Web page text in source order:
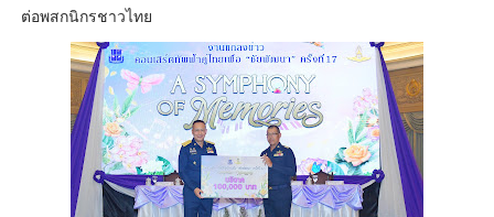
ต่อพสกนิกรชาวไทย